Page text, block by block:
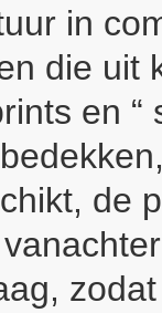
in
die uit
en “
de